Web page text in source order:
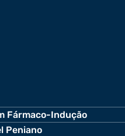
Fármaco-Indução
Peniano